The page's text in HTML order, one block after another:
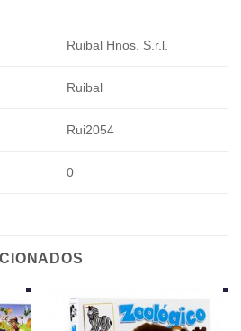
Ruibal Hnos. S.r.l.
Ruibal
Rui2054
0